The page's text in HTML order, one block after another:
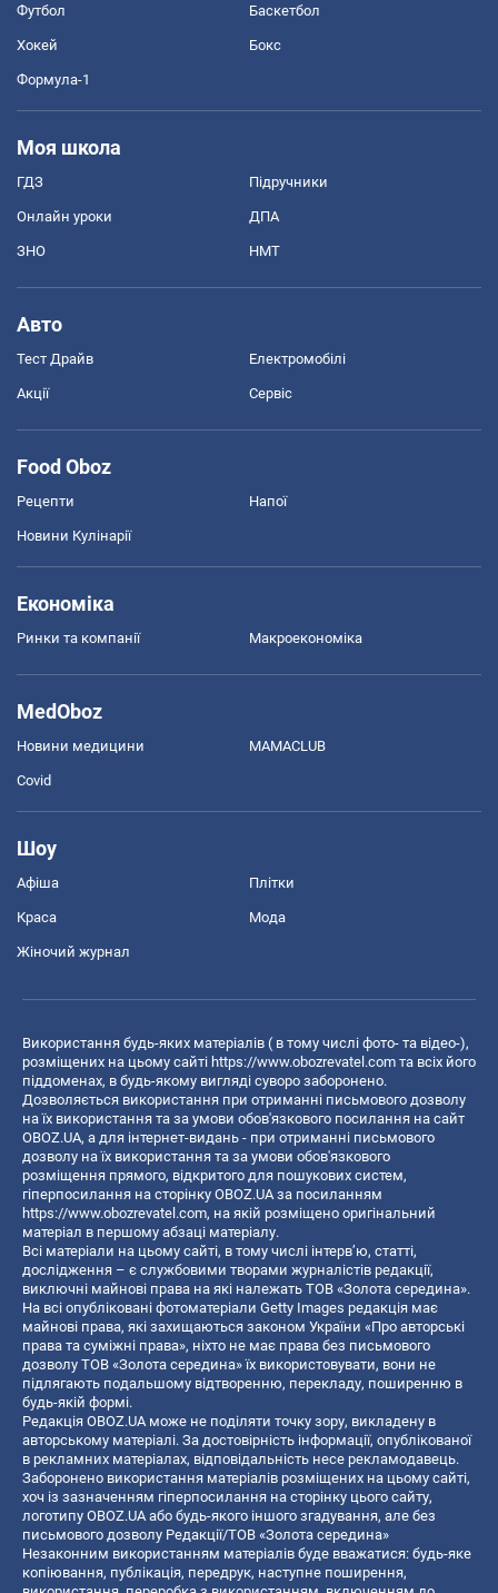
Футбол Баскетбол
Хокей Бокс
Формула-1
Моя школа
ГДЗ Підручники
Онлайн уроки ДПА
ЗНО НМТ
Авто
Тест Драйв Електромобілі
Акції Сервіс
Food Oboz
Рецепти Напої
Новини Кулінарії
Економіка
Ринки та компанії Макроекономіка
MedOboz
Новини медицини MAMACLUB
Covid
Шоу
Афіша Плітки
Краса Мода
Жіночий журнал
Використання будь-яких матеріалів ( в тому числі фото- та відео-),
розміщених на цьому сайті https://www.obozrevatel.com та всіх його
піддоменах, в будь-якому вигляді суворо заборонено.
Дозволяється використання при отриманні письмового дозволу
на їх використання та за умови обов'язкового посилання на сайт
OBOZ.UA, а для інтернет-видань - при отриманні письмового
дозволу на їх використання та за умови обов'язкового
розміщення прямого, відкритого для пошукових систем,
гіперпосилання на сторінку OBOZ.UA за посиланням
https://www.obozrevatel.com, на якій розміщено оригінальний
матеріал в першому абзаці матеріалу.
Всі матеріали на цьому сайті, в тому числі інтерв’ю, статті,
дослідження – є службовими творами журналістів редакції,
виключні майнові права на які належать ТОВ «Золота середина».
На всі опубліковані фотоматеріали Getty Images редакція має
майнові права, які захищаються законом України «Про авторські
права та суміжні права», ніхто не має права без письмового
дозволу ТОВ «Золота середина» їх використовувати, вони не
підлягають подальшому відтворенню, перекладу, поширенню в
будь-якій формі.
Редакція OBOZ.UA може не поділяти точку зору, викладену в
авторському матеріалі. За достовірність інформації, опублікованої
в рекламних матеріалах, відповідальність несе рекламодавець.
Заборонено використання матеріалів розміщених на цьому сайті,
хоч із зазначенням гіперпосилання на сторінку цього сайту,
логотипу OBOZ.UA або будь-якого іншого згадування, але без
письмового дозволу Редакції/ТОВ «Золота середина»
Незаконним використанням матеріалів буде вважатися: будь-яке
копiювання, публiкацiя, передрук, наступне поширення,